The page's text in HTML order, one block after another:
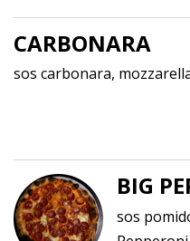
CARBONARA
sos carbonara,
BIG
sos